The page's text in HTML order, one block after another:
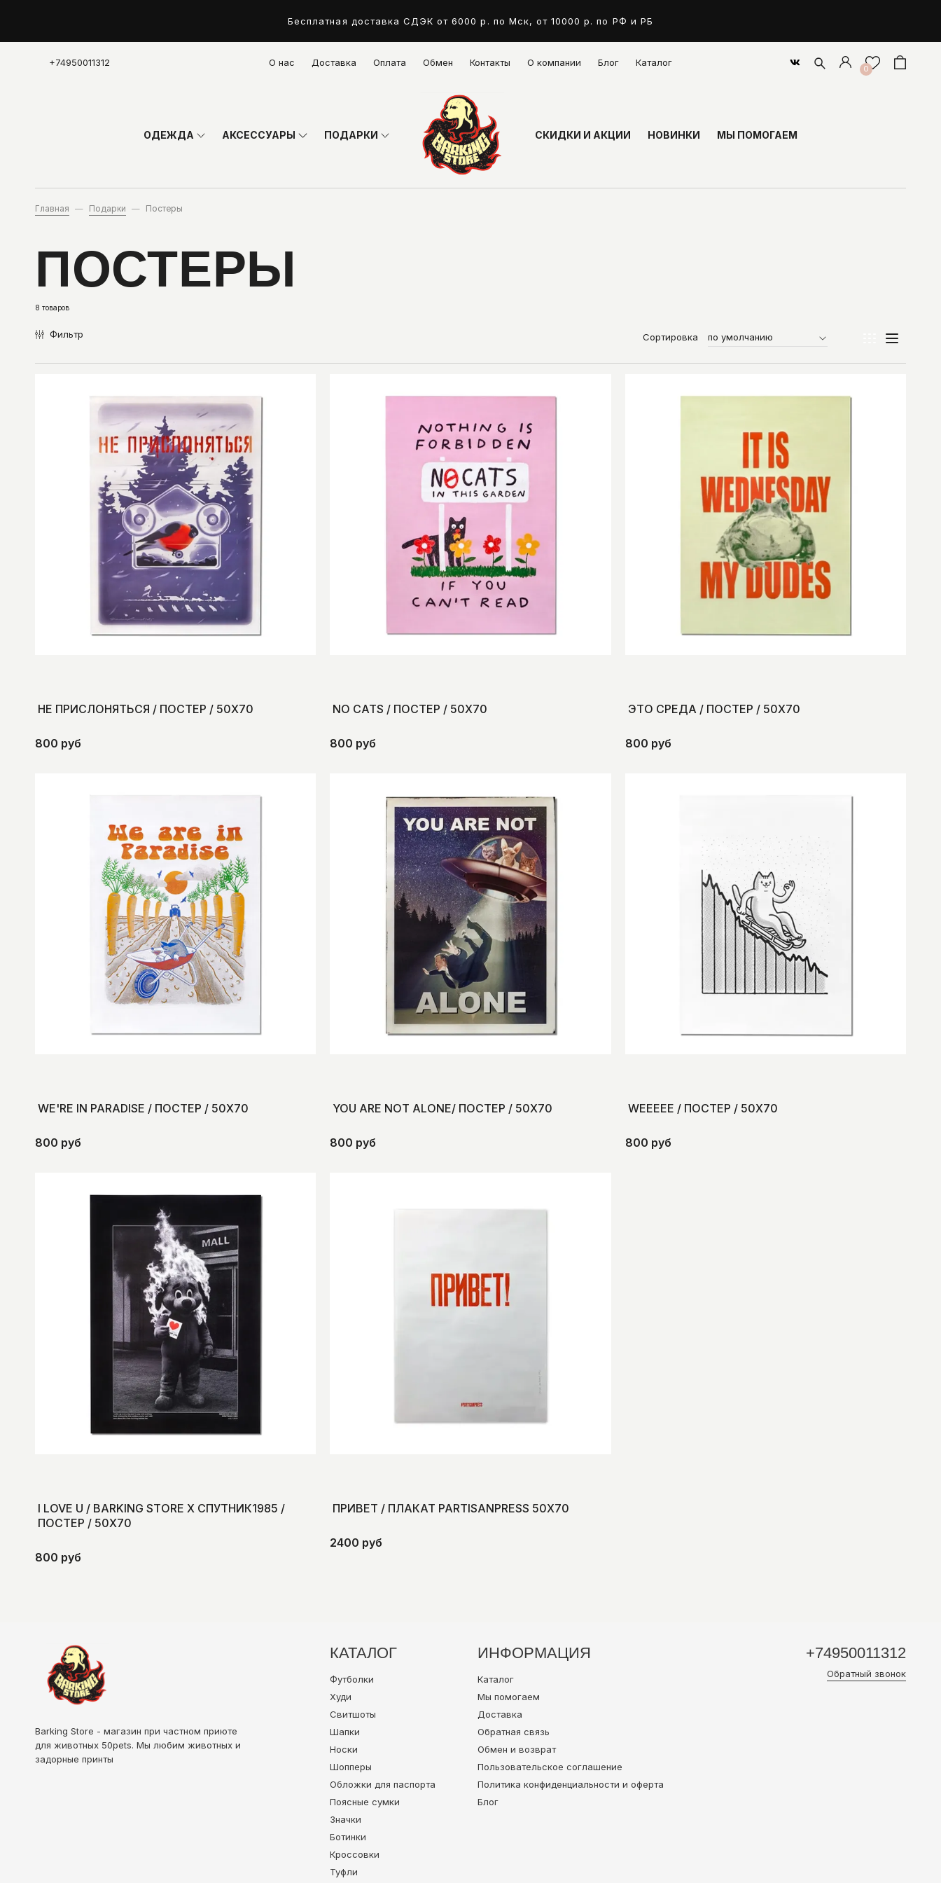
Бесплатная доставка СДЭК от 6000 р. по Мск, от 10000 р. по РФ и РБ
+74950011312 О нас Доставка Оплата Обмен Контакты О компании Блог Каталог
0
ОДЕЖДА АКСЕССУАРЫ ПОДАРКИ СКИДКИ И АКЦИИ НОВИНКИ МЫ ПОМОГАЕМ
Главная Подарки Постеры
ПОСТЕРЫ
8 товаров
Фильтр Сортировка
НЕ ПРИСЛОНЯТЬСЯ / ПОСТЕР / 50Х70
800 руб
NO CATS / ПОСТЕР / 50Х70
800 руб
ЭТО СРЕДА / ПОСТЕР / 50Х70
800 руб
WE'RE IN PARADISE / ПОСТЕР / 50Х70
800 руб
YOU ARE NOT ALONE/ ПОСТЕР / 50Х70
800 руб
WEEEEE / ПОСТЕР / 50Х70
800 руб
I LOVE U / BARKING STORE X СПУТНИК1985 /
ПОСТЕР / 50Х70
800 руб
ПРИВЕТ / ПЛАКАТ PARTISANPRESS 50Х70
2400 руб
Barking Store - магазин при частном приюте
для животных 50pets. Мы любим животных и
задорные принты
КАТАЛОГ
Футболки
Худи
Свитшоты
Шапки
Носки
Шопперы
Обложки для паспорта
Поясные сумки
Значки
Ботинки
Кроссовки
Туфли
ИНФОРМАЦИЯ
Каталог
Мы помогаем
Доставка
Обратная связь
Обмен и возврат
Пользовательское соглашение
Политика конфиденциальности и оферта
Блог
+74950011312
Обратный звонок